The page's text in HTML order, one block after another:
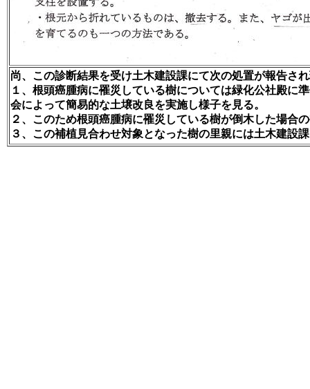
尚、この診断結果を受け土木建設課にて次の処置が報告さ
１、根頭癌腫病に罹災している樹については緑化公社殿に
会によって簡易的な土壌改良を実施し様子を見る。
２、このため根頭癌腫病に罹災している樹が倒木した場合
３、この補植見合わせ対象となった樹の里親には土木建設